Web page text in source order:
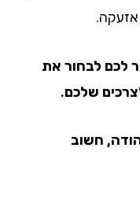
לבחור את
שלכם.
חשוב